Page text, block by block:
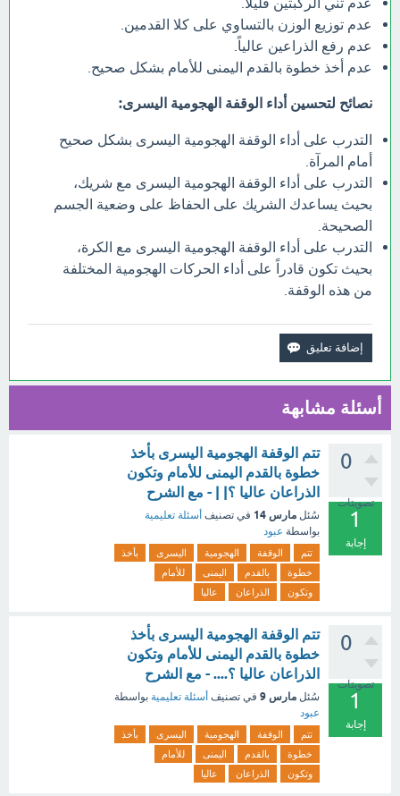
عدم توزيع الوزن بالتساوي على كلا القدمين.
عدم رفع الذراعين عالياً.
عدم أخذ خطوة بالقدم اليمنى للأمام بشكل صحيح.
نصائح لتحسين أداء الوقفة الهجومية اليسرى:
التدرب على أداء الوقفة الهجومية اليسرى بشكل صحيح
أمام المرآة.
التدرب على أداء الوقفة الهجومية اليسرى مع شريك،
بحيث يساعدك الشريك على الحفاظ على وضعية الجسم
الصحيحة.
التدرب على أداء الوقفة الهجومية اليسرى مع الكرة،
بحيث تكون قادراً على أداء الحركات الهجومية المختلفة
من هذه الوقفة.
أسئلة مشابهة
0
تصويتات
1
إجابة
تتم الوقفة الهجومية اليسرى بأخذ
خطوة بالقدم اليمنى للأمام وتكون
الذراعان عاليا ؟| | - مع الشرح
سُئل مارس 14 في تصنيف أسئلة تعليمية
بواسطة عبود
تتم الوقفة الهجومية اليسرى
بأخذ
خطوة
بالقدم اليمنى
للأمام
وتكون
الذراعان عاليا
0
تصويتات
1
إجابة
تتم الوقفة الهجومية اليسرى بأخذ
خطوة بالقدم اليمنى للأمام وتكون
الذراعان عاليا ؟.... - مع الشرح
سُئل مارس 9 في تصنيف أسئلة تعليمية بواسطة
عبود
تتم الوقفة الهجومية اليسرى
بأخذ
خطوة
بالقدم اليمنى
للأمام
وتكون
الذراعان عاليا